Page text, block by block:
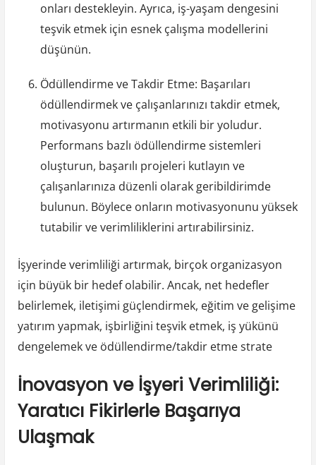
onları destekleyin. Ayrıca, iş-yaşam dengesini
teşvik etmek için esnek çalışma modellerini
düşünün.
Ödüllendirme ve Takdir Etme: Başarıları
ödüllendirmek ve çalışanlarınızı takdir etmek,
motivasyonu artırmanın etkili bir yoludur.
Performans bazlı ödüllendirme sistemleri
oluşturun, başarılı projeleri kutlayın ve
çalışanlarınıza düzenli olarak geribildirimde
bulunun. Böylece onların motivasyonunu yüksek
tutabilir ve verimliliklerini artırabilirsiniz.
İşyerinde verimliliği artırmak, birçok organizasyon
için büyük bir hedef olabilir. Ancak, net hedefler
belirlemek, iletişimi güçlendirmek, eğitim ve gelişime
yatırım yapmak, işbirliğini teşvik etmek, iş yükünü
dengelemek ve ödüllendirme/takdir etme strate
İnovasyon ve İşyeri Verimliliği:
Yaratıcı Fikirlerle Başarıya
Ulaşmak